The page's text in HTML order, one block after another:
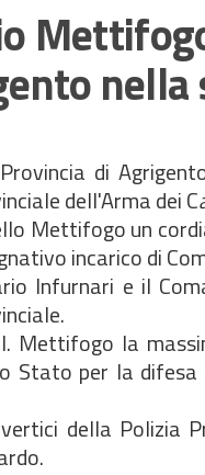
di
dell'Arma dei C
Mettifogo un
incarico di
Infurnari e il
Mettifogo la
Stato per la
della Polizia